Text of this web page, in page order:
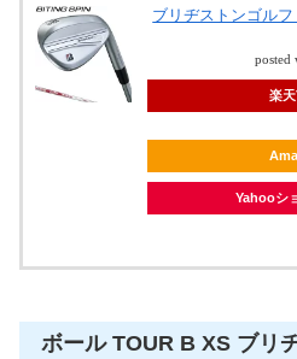
ブリヂストンゴル
posted
楽
Yahooシ
ボール TOUR B XS ブリ